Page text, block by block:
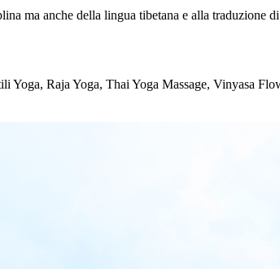
ma anche della lingua tibetana e alla
Yoga, Raja Yoga, Thai Yoga Massage, Vinyasa